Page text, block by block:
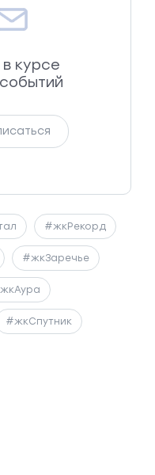
в курсе
#жкРекорд
#жкЗаречье
#жкСпутник